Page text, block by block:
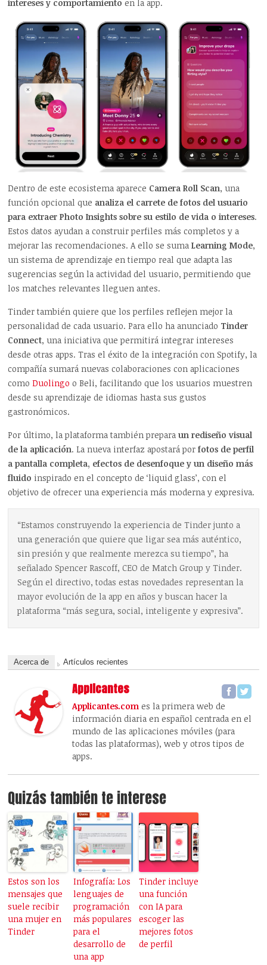
intereses y comportamiento en la app.
Dentro de este ecosistema aparece Camera Roll Scan, una
función opcional que analiza el carrete de fotos del usuario
para extraer Photo Insights sobre su estilo de vida o intereses.
Estos datos ayudan a construir perfiles más completos y a
mejorar las recomendaciones. A ello se sumaLearning Mode,
un sistema de aprendizaje en tiempo real que adapta las
sugerencias según la actividad del usuario, permitiendo que
los matches relevantes lleguen antes.
Tinder también quiere que los perfiles reflejen mejor la
personalidad de cada usuario. Para ello ha anunciado Tinder
Connect, una iniciativa que permitirá integrar intereses
desde otras apps. Tras el éxito de la integración con Spotify, la
compañía sumará nuevas colaboraciones con aplicaciones
comoDuolingo o Beli, facilitando que los usuarios muestren
desde su aprendizaje de idiomas hasta sus gustos
gastronómicos.
Por último, la plataforma también preparaun rediseño visual
de la aplicación. La nueva interfaz apostará porfotos de perfil
a pantalla completa, efectos de desenfoque y un diseño más
fluido inspirado en el concepto de ‘liquid glass’, con el
objetivo de ofrecer una experiencia más moderna y expresiva.
“Estamos construyendo la experiencia de Tinder junto a
una generación que quiere que ligar sea más auténtico,
sin presión y que realmente merezca su tiempo”, ha
señalado Spencer Rascoff, CEO de Match Group y Tinder.
Según el directivo, todas estas novedades representan la
mayor evolución de la app en años y buscan hacer la
plataforma “más segura, social, inteligente y expresiva”.
Acerca de Artículos recientes
Applicantes
Applicantes.com es la primera web de
información diaria en español centrada en el
mundo de las aplicaciones móviles (para
todas las plataformas), web y otros tipos de
apps.
Quizás también te interese
Estos son los
mensajes que
suele recibir
una mujer en
Tinder
Infografía: Los
lenguajes de
programación
más populares
para el
desarrollo de
una app
Tinder incluye
una función
con IA para
escoger las
mejores fotos
de perfil